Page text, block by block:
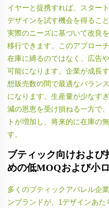
イヤーと提携すれば、スター
デザインを試す機会を得るこ
実際のニーズに基づいて改良
移行できます。このアプロー
在庫に縛るのではなく、広告
可能になります。企業が成長
想販売数の間で最適なバラン
になります。生産量が少なす
減の恩恵を受け損ねる一方で
トが増加し、将来的に在庫の
す。
ブティック向けおよび
めの低MOQおよび小
多くのブティックアパレル企
ンブランドが、1デザインあ